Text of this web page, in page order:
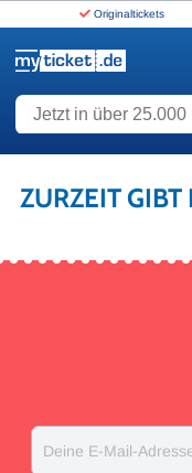
Originaltickets
Jetzt in über 25.000
ZURZEIT
Deine E-Mail-